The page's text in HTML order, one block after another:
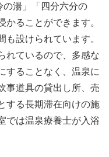
の湯」「四分六分の
ることができます。
設けられています。
れているので、多感な
することなく、温泉に
事道具の貸出し所、売
する長期滞在向けの施
では温泉療養士が入浴